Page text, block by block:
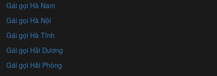
Gái gọi Hà Nam
Gái gọi Hà Nội
Gái gọi Hà Tĩnh
Gái gọi Hải Dương
Gái gọi Hải Phòng